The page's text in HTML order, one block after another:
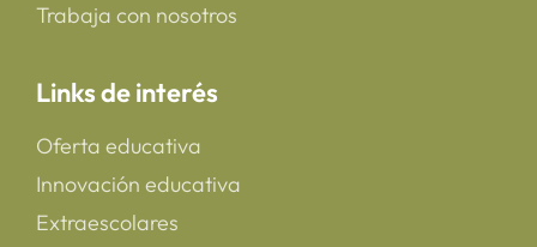
Trabaja con nosotros
Links de interés
Oferta educativa
Innovación educativa
Extraescolares